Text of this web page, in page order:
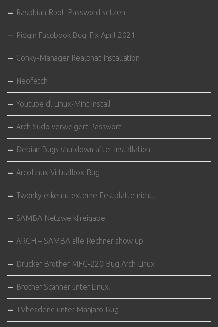
Raspbian Root-Password setzen
Pidgin Facebook Bug-Fix April 2021
Conky-Manager Realphat Installation
Neofetch
Youtube dl Linux-Mint Install
Arch Sudo verweigert Passwort
Debian Bugs shutdown after Installation
ArcoLinux Virtualbox Bug
Twonky erkennt externe Festplatte nicht.
SAMBA Netzwerkfreigabe
ARCH – SAMBA alle Rechner show up
Drucker Brother MFC-220 Bug Arch Linux
Brother Scanner unter Linux.
TVheadend unter Manjaro Bug